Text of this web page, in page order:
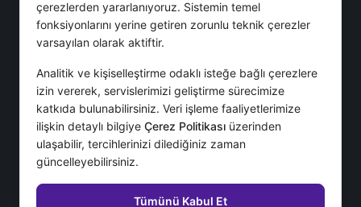
Tesis Yönetim Hizmetleri
Telekom
Hizmetler
Danışmanlık Hizmetleri
Destek Hizmetleri
çerezlerden yararlanıyoruz. Sistemin temel
fonksiyonlarını yerine getiren zorunlu teknik çerezler
varsayılan olarak aktiftir.
Analitik ve kişiselleştirme odaklı isteğe bağlı çerezlere
izin vererek, servislerimizi geliştirme sürecimize
katkıda bulunabilirsiniz. Veri işleme faaliyetlerimize
ilişkin detaylı bilgiye Çerez Politikası üzerinden
ulaşabilir, tercihlerinizi dilediğiniz zaman
güncelleyebilirsiniz.
Tümünü Kabul Et